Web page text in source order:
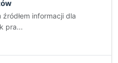
informacji dla
pra...